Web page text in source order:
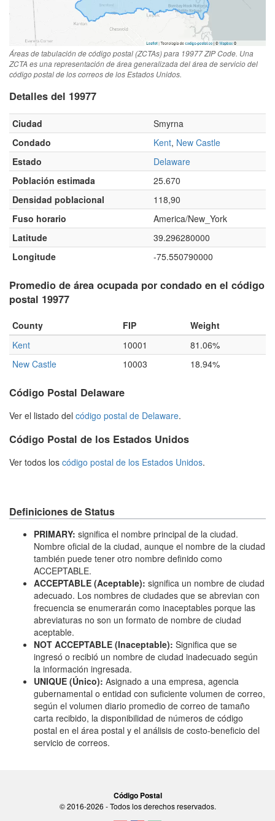
Áreas de tabulación de código postal (ZCTAs) para 19977 ZIP Code. Una
ZCTA es una representación de área generalizada del área de servicio del
código postal de los correos de los Estados Unidos.
Detalles del 19977
Ciudad
Smyrna
Condado
Kent, New Castle
Estado
Delaware
Población estimada
25.670
Densidad poblacional
118,90
Fuso horario
America/New_York
Latitude
39.296280000
Longitude
-75.550790000
Promedio de área ocupada por condado en el código
postal 19977
County FIP
Weight
Kent
10001
81.06%
New Castle
10003 18.94%
Código Postal Delaware
Ver el listado del código postal de Delaware.
Código Postal de los Estados Unidos
Ver todos los código postal de los Estados Unidos.
Definiciones de Status
PRIMARY: significa el nombre principal de la ciudad.
Nombre oficial de la ciudad, aunque el nombre de la ciudad
también puede tener otro nombre definido como
ACCEPTABLE.
ACCEPTABLE (Aceptable): significa un nombre de ciudad
adecuado. Los nombres de ciudades que se abrevian con
frecuencia se enumerarán como inaceptables porque las
abreviaturas no son un formato de nombre de ciudad
aceptable.
NOT ACCEPTABLE (Inaceptable): Significa que se
ingresó o recibió un nombre de ciudad inadecuado según
la información ingresada.
UNIQUE (Único): Asignado a una empresa, agencia
gubernamental o entidad con suficiente volumen de correo,
según el volumen diario promedio de correo de tamaño
carta recibido, la disponibilidad de números de código
postal en el área postal y el análisis de costo-beneficio del
servicio de correos.
Código Postal
© 2016-2026 - Todos los derechos reservados.